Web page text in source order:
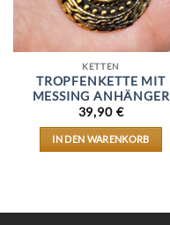
KETTEN
TROPFENKETTE MIT
MESSING ANHÄNGER
39,90 €
IN DEN WARENKORB